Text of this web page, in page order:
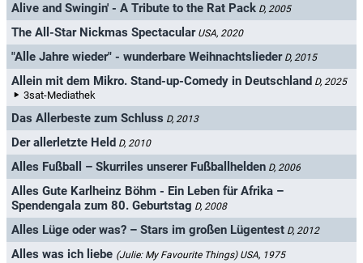
Alive and Swingin' - A Tribute to the Rat Pack D, 2005
The All-Star Nickmas Spectacular USA, 2020
"Alle Jahre wieder" - wunderbare Weihnachtslieder D, 2015
Allein mit dem Mikro. Stand-up-Comedy in Deutschland D, 2025
3sat-Mediathek
Das Allerbeste zum Schluss D, 2013
Der allerletzte Held D, 2010
Alles Fußball – Skurriles unserer Fußballhelden D, 2006
Alles Gute Karlheinz Böhm - Ein Leben für Afrika –
Spendengala zum 80. Geburtstag D, 2008
Alles Lüge oder was? – Stars im großen Lügentest D, 2012
Alles was ich liebe (Julie: My Favourite Things) USA, 1975